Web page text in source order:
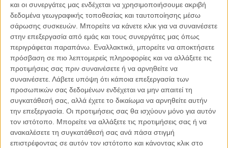
και οι συνεργάτες μας ενδέχεται να χρησιμοποιήσουμε ακριβή
δεδομένα γεωγραφικής τοποθεσίας και ταυτοποίησης μέσω
σάρωσης συσκευών. Μπορείτε να κάνετε κλικ για να συναινέσετε
στην επεξεργασία από εμάς και τους συνεργάτες μας όπως
περιγράφεται παραπάνω. Εναλλακτικά, μπορείτε να αποκτήσετε
πρόσβαση σε πιο λεπτομερείς πληροφορίες και να αλλάξετε τις
προτιμήσεις σας πριν συναινέσετε ή να αρνηθείτε να
συναινέσετε. Λάβετε υπόψη ότι κάποια επεξεργασία των
προσωπικών σας δεδομένων ενδέχεται να μην απαιτεί τη
συγκατάθεσή σας, αλλά έχετε το δικαίωμα να αρνηθείτε αυτήν
την επεξεργασία. Οι προτιμήσεις σας θα ισχύουν μόνο για αυτόν
τον ιστότοπο. Μπορείτε να αλλάξετε τις προτιμήσεις σας ή να
ανακαλέσετε τη συγκατάθεσή σας ανά πάσα στιγμή
επιστρέφοντας σε αυτόν τον ιστότοπο και κάνοντας κλικ στο
διαλλακτικότητας μπορεί κανείς να υποστηρίξει ότι επί του
παρόντος δεν πρόκειται να δούμε επιθετικές συμπεριφορές
αντίστοιχες με εκείνες του 2020. Επιλογικά ωστόσο
επισημαίνω ότι η συγκυρία που μόλις περιέγραψα δεν
μεταφράζεται σε εγκατάλειψη απο πλευράς Τουρκίας των
στόχων της και σε αλλαγή των πρακτικών της
μακροπρόθεσμα και ότι μία παρέμβαση δημόσιας
διπλωματίας δεν ισοδυναμεί με οριστική επίλυση των
προβλημάτων με την Τουρκία. Προφανώς! Με δεδομένο ότι
η τοποθέτηση Δένδια στην Τουρκία ήταν προετοιμασμένη,
εκτιμώ ότι η Ελλάδα πρέπει να προετοιμάζεται και για τα
επόμενα βήματα.